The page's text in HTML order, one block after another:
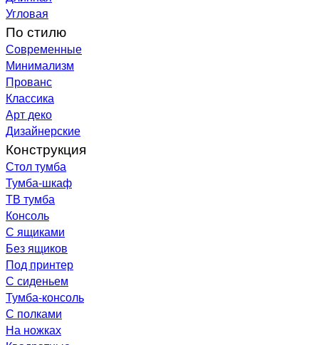
Угловая
По стилю
Современные
Минимализм
Прованс
Классика
Арт деко
Дизайнерские
Конструкция
Стол тумба
Тумба-шкаф
ТВ тумба
Консоль
С ящиками
Без ящиков
Под принтер
С сиденьем
Тумба-консоль
С полками
На ножках